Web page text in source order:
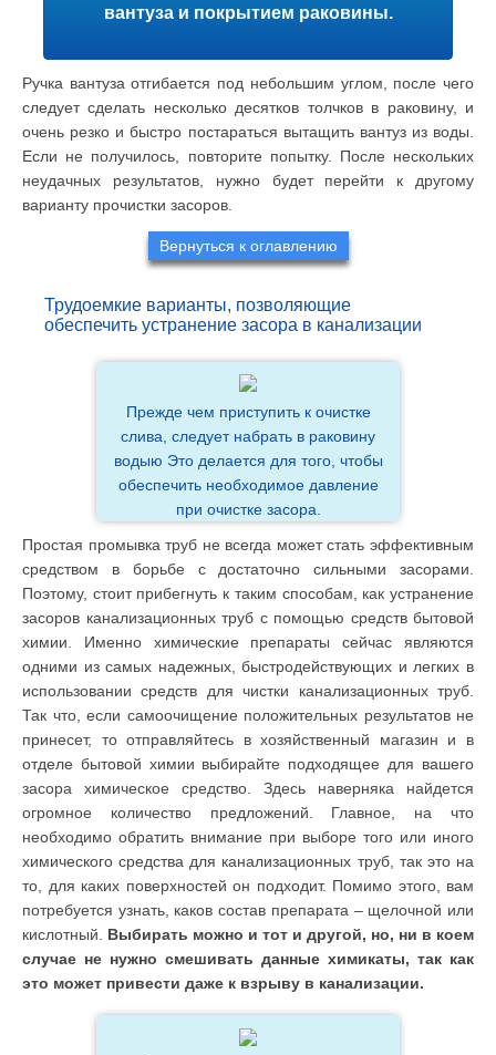
вантуза и покрытием раковины.
Ручка вантуза отгибается под небольшим углом, после чего
следует сделать несколько десятков толчков в раковину, и
очень резко и быстро постараться вытащить вантуз из воды.
Если не получилось, повторите попытку. После нескольких
неудачных результатов, нужно будет перейти к другому
варианту прочистки засоров.
Вернуться к оглавлению
Трудоемкие варианты, позволяющие
обеспечить устранение засора в канализации
Прежде чем приступить к очистке
слива, следует набрать в раковину
водыю Это делается для того, чтобы
обеспечить необходимое давление
при очистке засора.
Простая промывка труб не всегда может стать эффективным
средством в борьбе с достаточно сильными засорами.
Поэтому, стоит прибегнуть к таким способам, как устранение
засоров канализационных труб с помощью средств бытовой
химии. Именно химические препараты сейчас являются
одними из самых надежных, быстродействующих и легких в
использовании средств для чистки канализационных труб.
Так что, если самоочищение положительных результатов не
принесет, то отправляйтесь в хозяйственный магазин и в
отделе бытовой химии выбирайте подходящее для вашего
засора химическое средство. Здесь наверняка найдется
огромное количество предложений. Главное, на что
необходимо обратить внимание при выборе того или иного
химического средства для канализационных труб, так это на
то, для каких поверхностей он подходит. Помимо этого, вам
потребуется узнать, каков состав препарата – щелочной или
кислотный. Выбирать можно и тот и другой, но, ни в коем
случае не нужно смешивать данные химикаты, так как
это может привести даже к взрыву в канализации.